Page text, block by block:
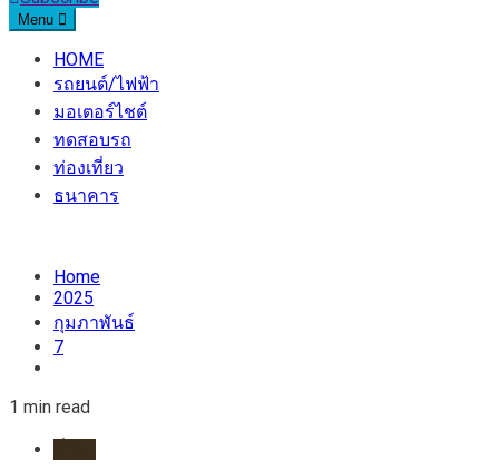
Menu
HOME
รถยนต์/ไฟฟ้า
มอเตอร์ไชต์
ทดสอบรถ
ท่องเที่ยว
ธนาคาร
Home
2025
กุมภาพันธ์
7
1 min read